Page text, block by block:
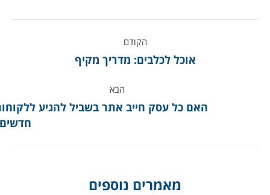
הקודם
מאמר
אוכל לכלבים: מדריך מקיף
הבא
מאמר
האם כל עסק חייב אתר בשביל להגיע
מאמרים נוספים